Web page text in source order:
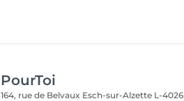
PourToi
164, rue de Belvaux Esch-sur-Alzette L-4026